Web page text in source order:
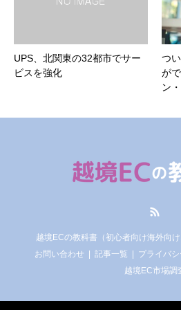
UPS、北関東の32都市でサー
ビスを強化
つ
が
ン
越境ECの教科書（初心者向け海外向け
お問い合わせ
記事一覧 プライバ
越境EC市場調